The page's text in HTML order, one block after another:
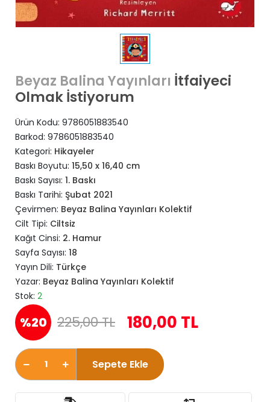
Beyaz Balina Yayınları İtfaiyeci
Olmak İstiyorum
Ürün Kodu: 9786051883540
Barkod: 9786051883540
Kategori: Hikayeler
Baskı Boyutu: 15,50 x 16,40 cm
Baskı Sayısı: 1. Baskı
Baskı Tarihi: Şubat 2021
Çevirmen: Beyaz Balina Yayınları Kolektif
Cilt Tipi: Ciltsiz
Kağıt Cinsi: 2. Hamur
Sayfa Sayısı: 18
Yayın Dili: Türkçe
Yazar: Beyaz Balina Yayınları Kolektif
Stok: 2
%20 225,00 TL 180,00 TL
Sepete Ekle